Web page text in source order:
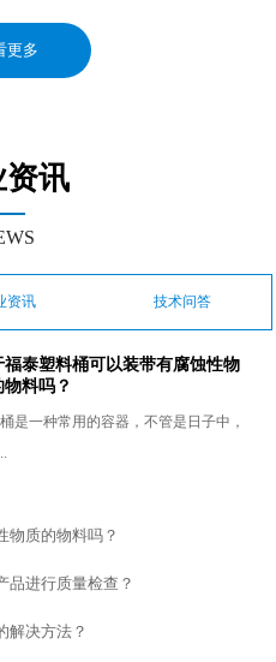
更多
讯
资讯 技术问答
福泰塑料桶可以装带有腐蚀性物
物料吗？
是一种常用的容器，不管是日子中，
物质的物料吗？
品进行质量检查？
解决方法？